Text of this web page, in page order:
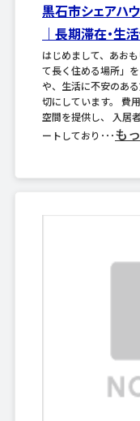
黒石市シェアハ
｜長期滞在・生
はじめまして、あお
て長く住める場所」
や、生活に不安のあ
切にしています。 費
空間を提供し、 入居
ートしており･･･も